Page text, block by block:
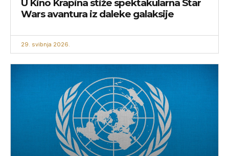
U Kino Krapina stiže spektakularna Star
Wars avantura iz daleke galaksije
29. svibnja 2026.